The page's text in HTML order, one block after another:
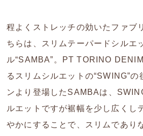
程よくストレッチの効いたファブ
ちらは、スリムテーパードシルエ
ル“SAMBA”。PT TORINO
るスリムシルエットの“SWING”
ンより登場したSAMBAは、
ルエットですが裾幅を少し広くし
やかにすることで、スリムであり